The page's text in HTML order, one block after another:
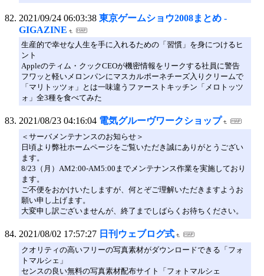
2021/09/24 06:03:38 東京ゲームショウ2008まとめ -
GIGAZINE
生産的で幸せな人生を手に入れるための「習慣」を身につけるヒ
ント
Appleのティム・クックCEOが機密情報をリークする社員に警告
フワッと軽いメロンパンにマスカルポーネチーズ入りクリームで
「マリトッツォ」とは一味違うファーストキッチン「メロトッツ
ォ」全3種を食べてみた
2021/08/23 04:16:04 電気グルーヴワークショップ
＜サーバメンテナンスのお知らせ＞
日頃より弊社ホームページをご覧いただき誠にありがとうござい
ます。
8/23（月）AM2:00-AM5:00までメンテナンス作業を実施しており
ます。
ご不便をおかけいたしますが、何とぞご理解いただきますようお
願い申し上げます。
大変申し訳ございませんが、終了までしばらくお待ちください。
2021/08/02 17:57:27 日刊ウェブログ式
クオリティの高いフリーの写真素材がダウンロードできる「フォ
トマルシェ」
センスの良い無料の写真素材配布サイト「フォトマルシェ